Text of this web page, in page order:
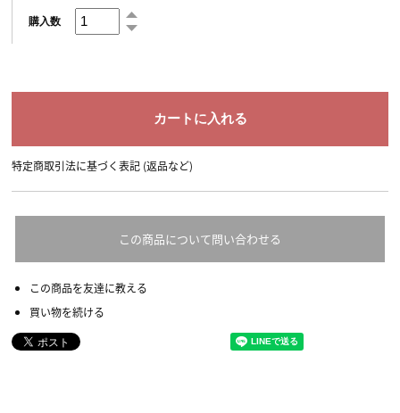
購入数
特定商取引法に基づく表記 (返品など)
この商品について問い合わせる
この商品を友達に教える
買い物を続ける